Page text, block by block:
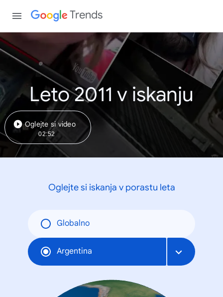
Trends
Leto 2011 v iskanju
Oglejte si video
02:52
Oglejte si iskanja v porastu leta
Globalno
Argentina